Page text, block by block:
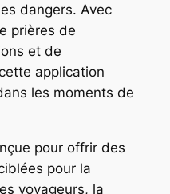
dangers. Avec
prières de
et de
application
les moments de
pour offrir des
pour la
voyageurs, la